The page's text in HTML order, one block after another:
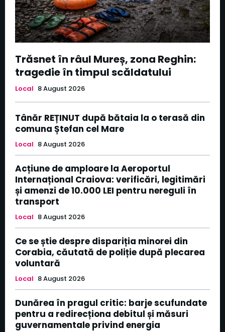
Trăsnet în râul Mureș, zona Reghin:
tragedie în timpul scăldatului
Local 8 August 2026
Tânăr REȚINUT după bătaia la o terasă din
comuna Ștefan cel Mare
Local 8 August 2026
Acțiune de amploare la Aeroportul
Internațional Craiova: verificări, legitimări
și amenzi de 10.000 LEI pentru nereguli în
transport
Local 8 August 2026
Ce se știe despre dispariția minorei din
Corabia, căutată de poliție după plecarea
voluntară
Local 8 August 2026
Dunărea în pragul critic: barje scufundate
pentru a redirecționa debitul și măsuri
guvernamentale privind energia